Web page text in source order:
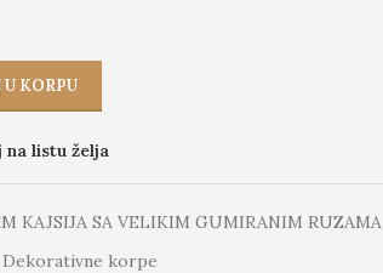
U KORPU
na listu želja
KAJSIJA SA VELIKIM GUMIRANIM RUZAMA
Dekorativne korpe